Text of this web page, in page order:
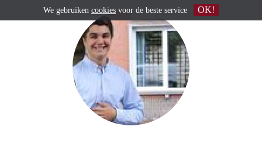
We gebruiken cookies voor de beste service OK!